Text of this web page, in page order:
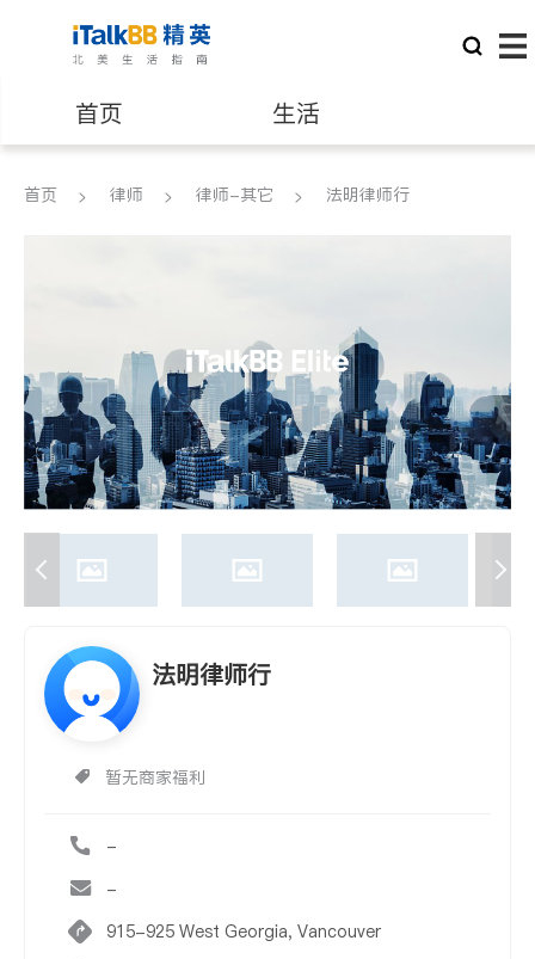
首页 生活
医生 律师
会计师
建筑装修
首页 律师 律师-其它 法明律师行
法明律师行
暂无商家福利
-
-
915-925 West Georgia, Vancouver